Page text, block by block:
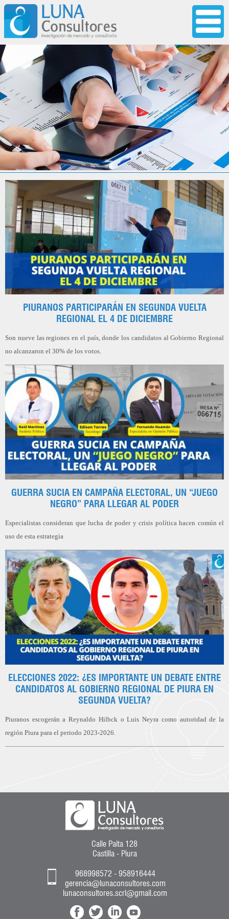
PIURANOS PARTICIPARÁN EN SEGUNDA VUELTA
REGIONAL EL 4 DE DICIEMBRE
Son nueve las regiones en el país, donde los candidatos al Gobierno Regional
no alcanzaron el 30% de los votos.
GUERRA SUCIA EN CAMPAÑA ELECTORAL, UN “JUEGO
NEGRO” PARA LLEGAR AL PODER
Especialistas consideran que lucha de poder y crisis política hacen común el
uso de esta estrategia
ELECCIONES 2022: ¿ES IMPORTANTE UN DEBATE ENTRE
CANDIDATOS AL GOBIERNO REGIONAL DE PIURA EN
SEGUNDA VUELTA?
Piuranos escogerán a Reynaldo Hilbck o Luis Neyra como autoridad de la
región Piura para el periodo 2023-2026.
Calle Paita 128
Castilla - Piura
968998572 - 958916444
gerencia@lunaconsultores.com
lunaconsultores.scrl@gmail.com